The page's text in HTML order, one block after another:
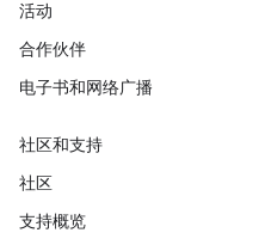
活动
合作伙伴
电子书和网络广播
社区和支持
社区
支持概览